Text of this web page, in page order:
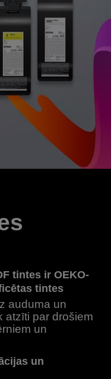
tintes ir OEKO-
tintes
auduma un
atzīti par drošiem
un
un